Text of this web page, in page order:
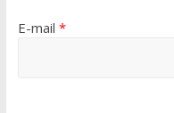
E-mail *